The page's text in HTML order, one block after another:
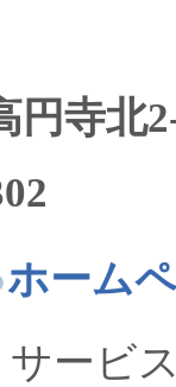
円寺北
ホーム
サービ